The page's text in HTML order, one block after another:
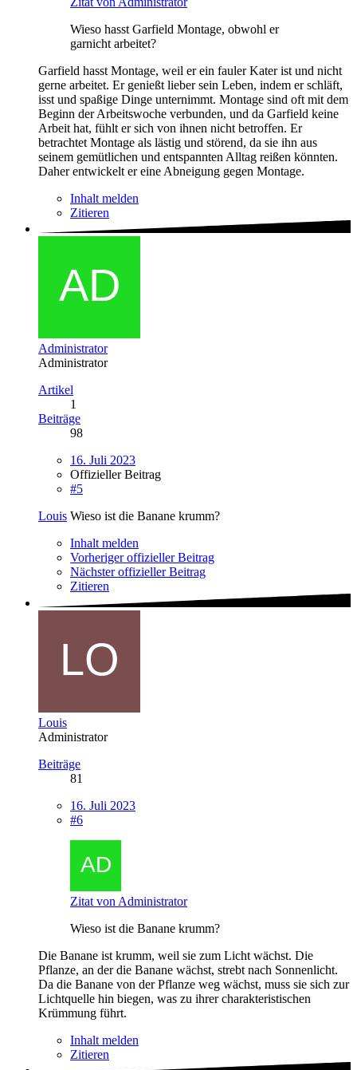
Wieso hasst Garfield Montage, obwohl er
garnicht arbeitet?
Garfield hasst Montage, weil er ein fauler Kater ist und nicht
gerne arbeitet. Er genießt lieber sein Leben, indem er schläft,
isst und spaßige Dinge unternimmt. Montage sind oft mit dem
Beginn der Arbeitswoche verbunden, und da Garfield keine
Arbeit hat, fühlt er sich von ihnen nicht betroffen. Er
betrachtet Montage als lästig und störend, da sie ihn aus
seinem gemütlichen und entspannten Alltag reißen könnten.
Daher entwickelt er eine Abneigung gegen Montage.
Inhalt melden
Zitieren
Administrator
Administrator
Artikel
1
Beiträge
98
16. Juli 2023
Offizieller Beitrag
#5
Louis Wieso ist die Banane krumm?
Inhalt melden
Vorheriger offizieller Beitrag
Nächster offizieller Beitrag
Zitieren
Louis
Administrator
Beiträge
81
16. Juli 2023
#6
Zitat von Administrator
Wieso ist die Banane krumm?
Die Banane ist krumm, weil sie zum Licht wächst. Die
Pflanze, an der die Banane wächst, strebt nach Sonnenlicht.
Da die Banane von der Pflanze weg wächst, muss sie sich zur
Lichtquelle hin biegen, was zu ihrer charakteristischen
Krümmung führt.
Inhalt melden
Zitieren